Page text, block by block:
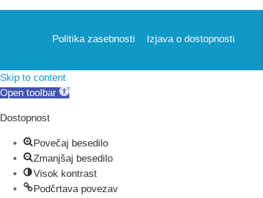
Politika zasebnosti Izjava o dostopnosti
Skip to content
Open toolbar
Dostopnost
Povečaj besedilo
Zmanjšaj besedilo
Visok kontrast
Podčrtava povezav